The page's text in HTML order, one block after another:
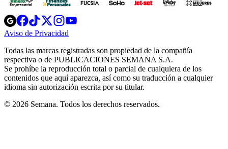
Opens
in
new
Opens
in
new
Opens
in
new
window
Opens
new
windowwindow
Aviso de Privacidad
new
window
Todas las marcas registradas son propiedad de la compañía
respectiva o de PUBLICACIONES SEMANA S.A.
Se prohíbe la reproducción total o parcial de cualquiera de los
contenidos que aquí aparezca, así como su traducción a cualquier
idioma sin autorización escrita por su titular.
© 2026 Semana. Todos los derechos reservados.